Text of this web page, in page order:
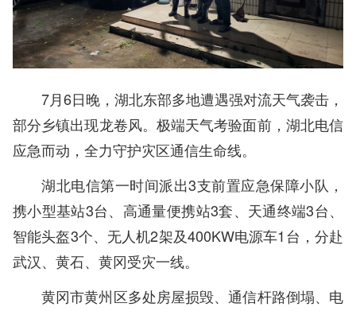
7月6日晚，湖北东部多地遭遇强对流天气袭击，
部分乡镇出现龙卷风。极端天气考验面前，湖北电信
应急而动，全力守护灾区通信生命线。
湖北电信第一时间派出3支前置应急保障小队，
携小型基站3台、高通量便携站3套、天通终端3台、
智能头盔3个、无人机2架及400KW电源车1台，分赴
武汉、黄石、黄冈受灾一线。
黄冈市黄州区多处房屋损毁、通信杆路倒塌、电